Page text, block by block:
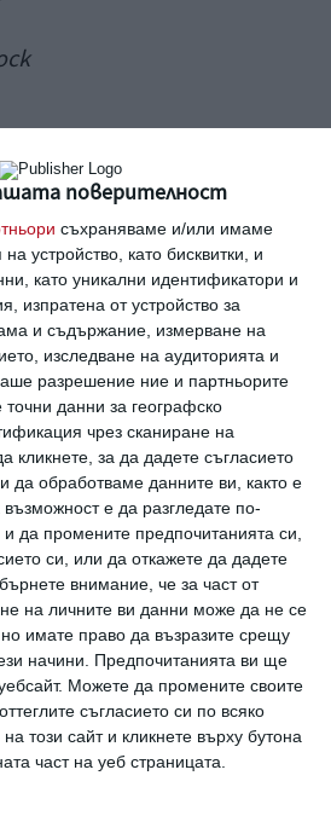
поверителност
съхраняваме и/или имаме
устройство, като бисквитки, и
като уникални идентификатори и
изпратена от устройство за
и съдържание, измерване на
изследване на аудиторията и
разрешение ние и партньорите
данни за географско
чрез сканиране на
кликнете, за да дадете съгласието
да обработваме данните ви, както е
е да разгледате по-
да промените предпочитанията си,
си, или да откажете да дадете
внимание, че за част от
на личните ви данни може да не се
но имате право да възразите срещу
начини. Предпочитанията ви ще
Можете да промените своите
съгласието си по всяко
този сайт и кликнете върху бутона
част на уеб страницата.
влияят
отношения
много важни за
на чувството за
което ще ни
живот. Но не е
само за майката,
има централна роля в
но самата тя е
контекст, който
и доверие или самота и
връзката майка-
Връзката с нея
точки с любовта - с това,
както и с това, което